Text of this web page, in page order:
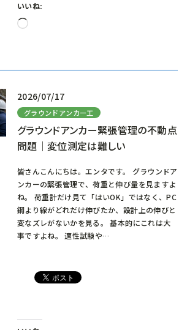
いいね:
読
2026/07/17
グラウンドアンカー工
グラウンドアンカー緊張管理の不動点
問題｜変位測定は難しい
皆さんこんにちは。エンタです。 グラウンドア
ンカーの緊張管理で、荷重と伸び量を見ますよ
ね。 荷重計だけ見て「はいOK」ではなく、PC
鋼より線がどれだけ伸びたか、設計上の伸びと
変なズレがないかを見る。 基本的にこれは大
事ですよね。 適性試験や…